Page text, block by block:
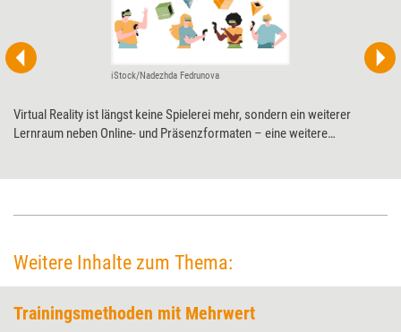
iStock/Nadezhda Fedrunova
Virtual Reality ist längst keine Spielerei mehr, sondern ein weiterer
Lernraum neben Online- und Präsenzformaten – eine weitere
Weitere Inhalte zum Thema:
Trainingsmethoden mit Mehrwert